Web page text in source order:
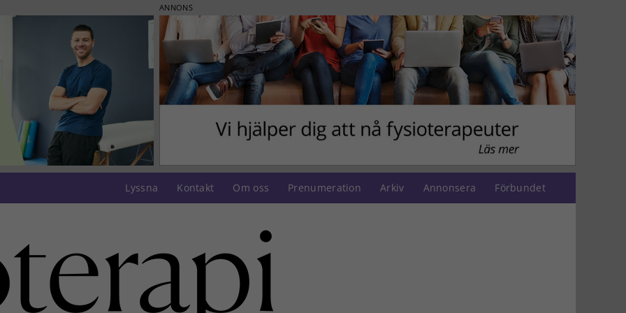
ANNONS
Lyssna Kontakt Om oss Prenumeration Arkiv Annonsera Förbundet